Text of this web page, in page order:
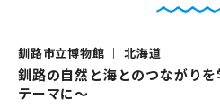
釧路市立博物館 ｜ 北海道
釧路の自然と海とのつながり
テーマに〜